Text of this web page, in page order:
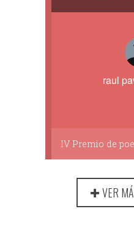
raul
IV Premio de
VER